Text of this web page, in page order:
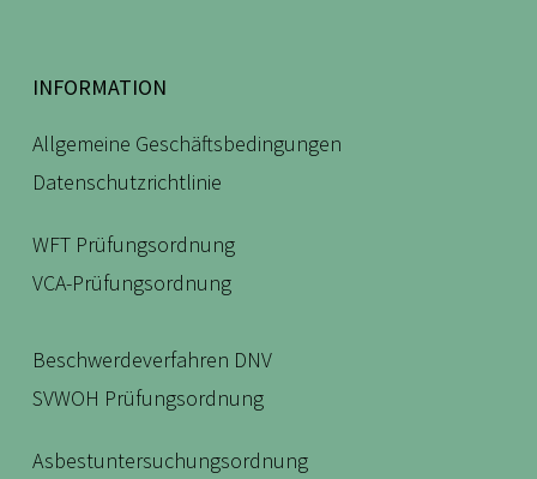
INFORMATION
Allgemeine Geschäftsbedingungen
Datenschutzrichtlinie
WFT Prüfungsordnung
VCA-Prüfungsordnung
Beschwerdeverfahren DNV
SVWOH Prüfungsordnung
Asbestuntersuchungsordnung